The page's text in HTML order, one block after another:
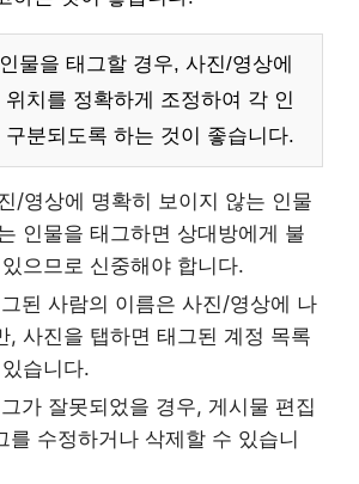
물을 태그할 경우, 사진/영상에
치를 정확하게 조정하여 각 인
분되도록 하는 것이 좋습니다.
/영상에 명확히 보이지 않는 인물
인물을 태그하면 상대방에게 불
으므로 신중해야 합니다.
된 사람의 이름은 사진/영상에 나
, 사진을 탭하면 태그된 계정 목록
습니다.
가 잘못되었을 경우, 게시물 편집
를 수정하거나 삭제할 수 있습니